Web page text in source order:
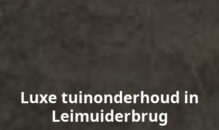
Luxe tuinonderhoud in
Leimuiderbrug